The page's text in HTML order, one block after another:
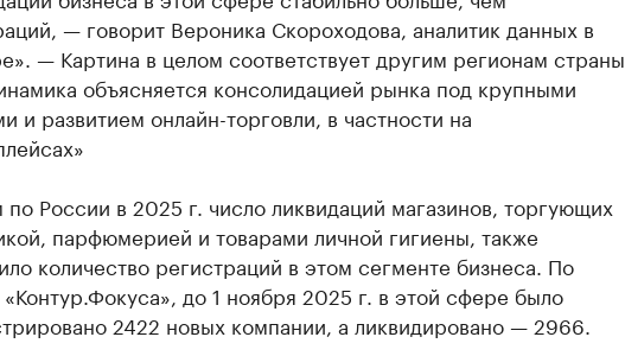
— говорит Вероника Скороходова, аналитик данных в
— Картина в целом соответствует другим регионам страны.
объясняется консолидацией рынка под крупными
и развитием онлайн-торговли, в частности на
России в 2025 г. число ликвидаций магазинов, торгующих
парфюмерией и товарами личной гигиены, также
количество регистраций в этом сегменте бизнеса. По
до 1 ноября 2025 г. в этой сфере было
2422 новых компании, а ликвидировано — 2966.